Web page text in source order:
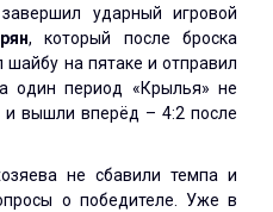
ударный игровой
, который после броска
на пятаке и отправил
один период «Крылья» не
и вышли вперёд – 4:2 после
не сбавили темпа и
о победителе. Уже в